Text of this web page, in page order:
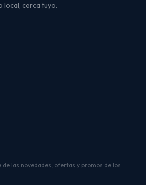
local, cerca tuyo.
las novedades, ofertas y promos de los